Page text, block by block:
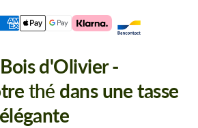
Bois d'Olivier -
thé dans une tasse